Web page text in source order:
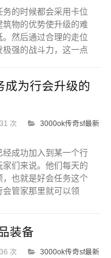
进行不断克制，这样才
比较大的主动权。...
的时候都会采用卡位
筑物的优势使升级的难
。然后通过合理的走位
强的战斗力，这一点
怪物更高的时候，一
任务的过程当中获取
任务地点，如果自己的
能有些怪物对我们造
，这个时候玩家们必须
成为行会升级的
31 次
3000ok传奇sf最新
成功加入到某一个行
们来说。他们每天的
，也就是好会任务这个
会管家那里就可以领
来说，这个任务并不
一个行会如果想要
装备
36 次
3000ok传奇sf最新